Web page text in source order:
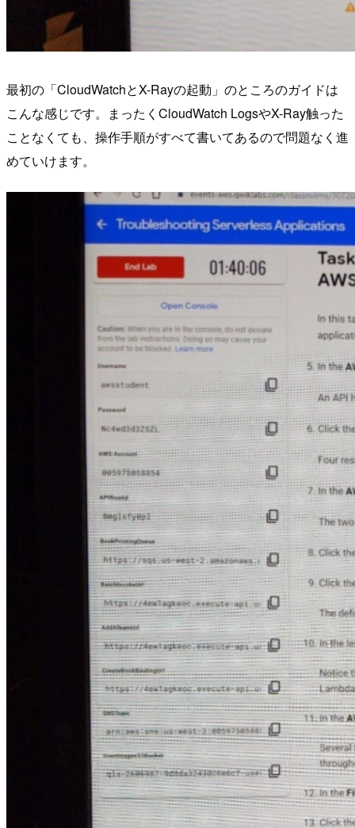
最初の「CloudWatchとX-Rayの起動」のところのガイドは
こんな感じです。まったくCloudWatch LogsやX-Ray触った
ことなくても、操作手順がすべて書いてあるので問題なく進
めていけます。